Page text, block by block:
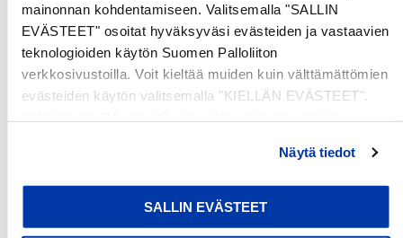
mainonnan kohdentamiseen. Valitsemalla "SALLIN
EVÄSTEET" osoitat hyväksyväsi evästeiden ja vastaavien
teknologioiden käytön Suomen Palloliiton
verkkosivustoilla. Voit kieltää muiden kuin välttämättömien
evästeiden käytön valitsemalla "KIELLÄN EVÄSTEET".
suostumuksesi tai muuttaa sitä milloin tahansa. Lue lisää
evästeselosteestamme.
Näytä tiedot
SALLIN EVÄSTEET
Vapor-versio. Sama paitaversio kuin pelaajilla.
Vaporknit-teknologia sekoittaa kertaalleen
kudottua ja tuplakudottua lankaa, jotta paidan
paino pysyy kevyenä.
Dri-FIT -teknologia pitää sinut kuivana ja paidan
Customer Reviews